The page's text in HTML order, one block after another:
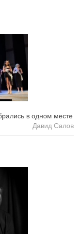
в одном месте
Давид Салов